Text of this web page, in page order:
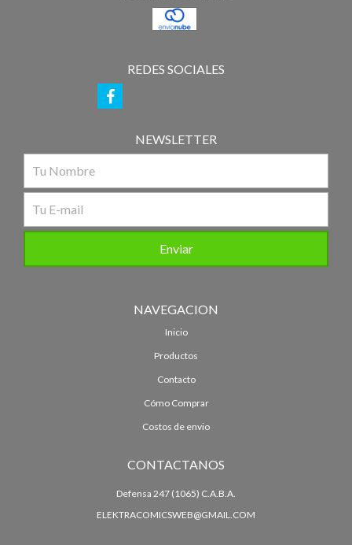
REDES SOCIALES
NEWSLETTER
NAVEGACION
Inicio
Productos
Contacto
Cómo Comprar
Costos de envio
CONTACTANOS
Defensa 247 (1065) C.A.B.A.
ELEKTRACOMICSWEB@GMAIL.COM